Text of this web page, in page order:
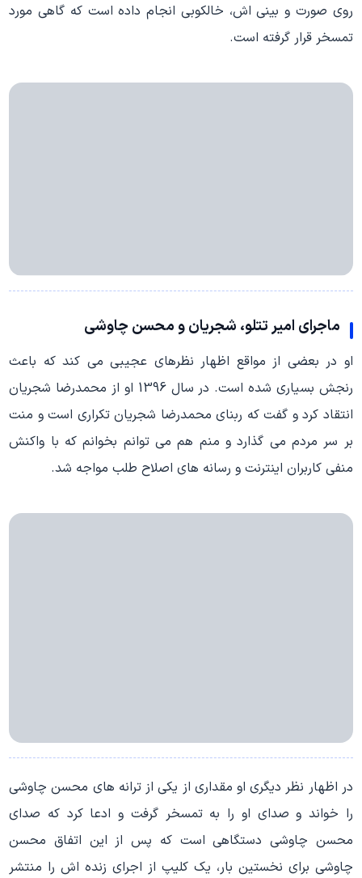
روی صورت و بینی اش، خالکوبی انجام داده است که گاهی مورد
تمسخر قرار گرفته است.
ماجرای امیر تتلو، شجریان و محسن چاوشی
او در بعضی از مواقع اظهار نظرهای عجیبی می کند که باعث
رنجش بسیاری شده است. در سال 1396 او از محمدرضا شجریان
انتقاد کرد و گفت که ربنای محمدرضا شجریان تکراری است و منت
بر سر مردم می گذارد و منم هم می توانم بخوانم که با واکنش
منفی کاربران اینترنت و رسانه های اصلاح طلب مواجه شد.
در اظهار نظر دیگری او مقداری از یکی از ترانه های محسن چاوشی
را خواند و صدای او را به تمسخر گرفت و ادعا کرد که صدای
محسن چاوشی دستگاهی است که پس از این اتفاق محسن
چاوشی برای نخستین بار، یک کلیپ از اجرای زنده اش را منتشر